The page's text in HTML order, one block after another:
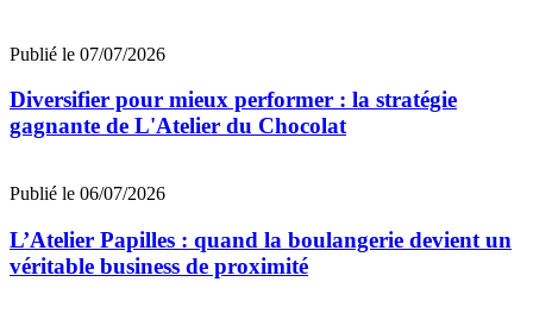
Publié le 07/07/2026
Diversifier pour mieux performer : la stratégie
gagnante de L'Atelier du Chocolat
Publié le 06/07/2026
L’Atelier Papilles : quand la boulangerie devient un
véritable business de proximité